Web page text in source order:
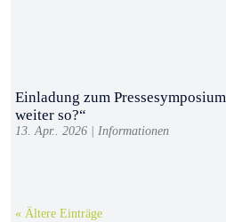
Einladung zum
weiter so?“
13. Apr.. 2026 Informationen
« Ältere Einträge